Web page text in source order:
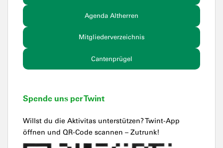
Agenda Altherren
Mitgliederverzeichnis
Cantenprügel
Spende uns per Twint
Willst du die Aktivitas unterstützen? Twint-App
öffnen und QR-Code scannen – Zutrunk!